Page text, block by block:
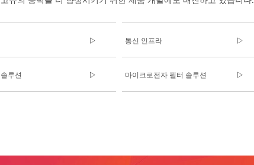
통신 인프라
루션 마이크로전자 필터 솔루션​